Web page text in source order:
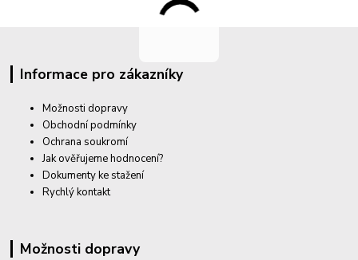
Informace pro zákazníky
Možnosti dopravy
Obchodní podmínky
Ochrana soukromí
Jak ověřujeme hodnocení?
Dokumenty ke stažení
Rychlý kontakt
Možnosti dopravy